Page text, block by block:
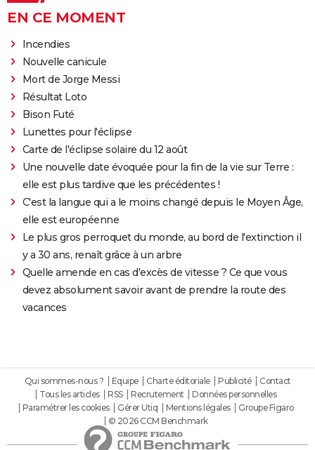
EN CE MOMENT
Incendies
Nouvelle canicule
Mort de Jorge Messi
Résultat Loto
Bison Futé
Lunettes pour l'éclipse
Carte de l'éclipse solaire du 12 août
Une nouvelle date évoquée pour la fin de la vie sur Terre :
elle est plus tardive que les précédentes !
C'est la langue qui a le moins changé depuis le Moyen Âge,
elle est européenne
Le plus gros perroquet du monde, au bord de l'extinction il
y a 30 ans, renaît grâce à un arbre
Quelle amende en cas d'excès de vitesse ? Ce que vous
devez absolument savoir avant de prendre la route des
vacances
Qui sommes-nous ? Equipe Charte éditoriale Publicité
Contact
Tous les articles
RSS Recrutement
Données personnelles
Paramétrer les cookies
Gérer Utiq Mentions légales
Groupe Figaro
© 2026 CCM Benchmark